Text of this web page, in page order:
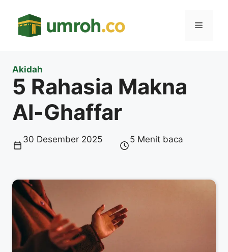
Menu
Akidah
5 Rahasia Makna
Al-Ghaffar
30 Desember 2025 5 Menit baca